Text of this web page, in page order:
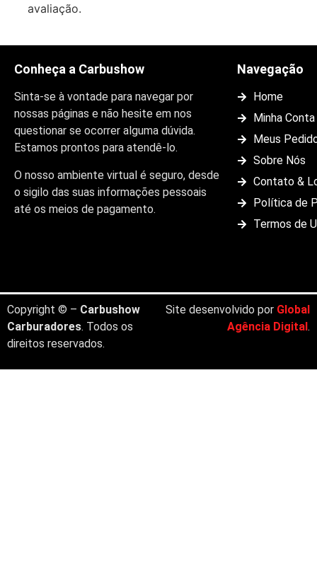
avaliação.
Conheça a Carbushow
Sinta-se à vontade para navegar por
nossas páginas e não hesite em nos
questionar se ocorrer alguma dúvida.
Estamos prontos para atendê-lo.
O nosso ambiente virtual é seguro, desde
o sigilo das suas informações pessoais
até os meios de pagamento.
Navegação
Home
Minha Conta
Meus
Sobre Nós
Contato &
Política de
Termos de
Copyright © – Carbushow
Carburadores. Todos os
direitos reservados.
Site desenvolvido por Global
Agência Digital.